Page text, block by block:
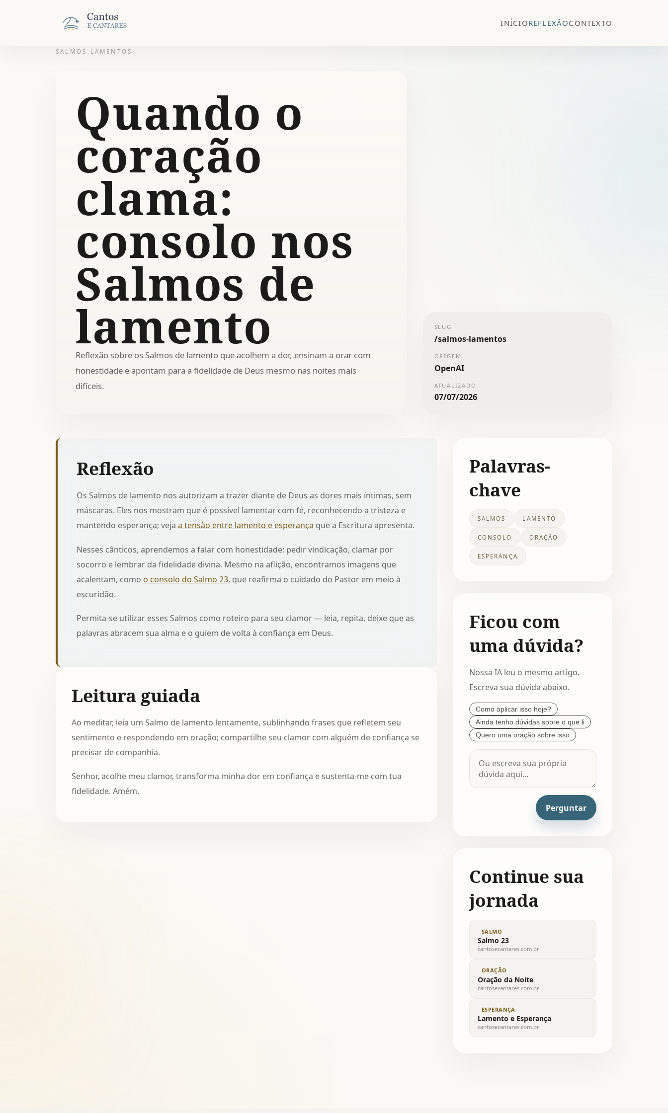
INÍCIOREFLEXÃOCONTEXTO
SALMOS LAMENTOS
Quando o
coração
clama:
consolo nos
Salmos de
lamento
Reflexão sobre os Salmos de lamento que acolhem a dor, ensinam a orar com
honestidade e apontam para a fidelidade de Deus mesmo nas noites mais
difíceis.
SLUG
/salmos-lamentos
ORIGEM
OpenAI
ATUALIZADO
07/07/2026
Reflexão
Os Salmos de lamento nos autorizam a trazer diante de Deus as dores mais íntimas, sem
máscaras. Eles nos mostram que é possível lamentar com fé, reconhecendo a tristeza e
mantendo esperança; veja a tensão entre lamento e esperança que a Escritura apresenta.
Nesses cânticos, aprendemos a falar com honestidade: pedir vindicação, clamar por
socorro e lembrar da fidelidade divina. Mesmo na aflição, encontramos imagens que
acalentam, como o consolo do Salmo 23, que reafirma o cuidado do Pastor em meio à
escuridão.
Permita-se utilizar esses Salmos como roteiro para seu clamor — leia, repita, deixe que as
palavras abracem sua alma e o guiem de volta à confiança em Deus.
Leitura guiada
Ao meditar, leia um Salmo de lamento lentamente, sublinhando frases que refletem seu
sentimento e respondendo em oração; compartilhe seu clamor com alguém de confiança se
precisar de companhia.
Senhor, acolhe meu clamor, transforma minha dor em confiança e sustenta-me com tua
fidelidade. Amém.
Palavras-
chave
SALMOS LAMENTO
CONSOLO ORAÇÃO
ESPERANÇA
Ficou com
uma dúvida?
Nossa IA leu o mesmo artigo.
Escreva sua dúvida abaixo.
Como aplicar isso hoje?
Ainda tenho dúvidas sobre o que li
Quero uma oração sobre isso
Perguntar
Continue sua
jornada
SALMO
Salmo 23
cantosecantares.com.br
ORAÇÃO
Oração da Noite
cantosecantares.com.br
ESPERANÇA
Lamento e Esperança
cantosecantares.com.br